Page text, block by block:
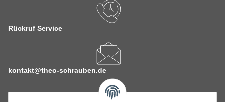
Rückruf Service
kontakt@theo-schrauben.de